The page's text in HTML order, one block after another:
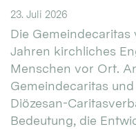
23. Juli 2026
Die
Jahren kirchliches
Menschen vor Ort.
Gemeindecaritas
Diözesan-
Bedeutung, die